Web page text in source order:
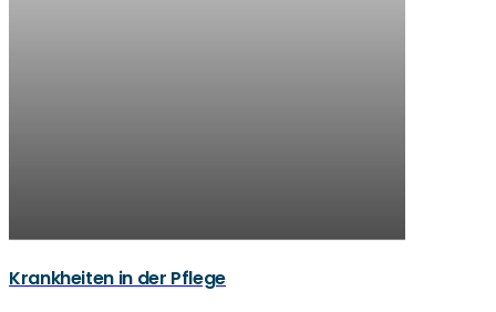
Krankheiten in der Pflege